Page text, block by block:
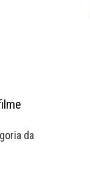
da